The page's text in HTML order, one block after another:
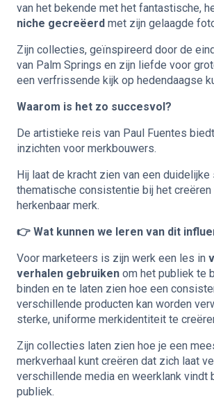
van het bekende met het fantastische,
niche gecreëerd met zijn gelaagde
Zijn collecties, geïnspireerd door de
van Palm Springs en zijn liefde voor
een verfrissende kijk op hedendaagse
Waarom is het zo succesvol?
De artistieke reis van Paul Fuentes
inzichten voor merkbouwers.
Hij laat de kracht zien van een duidelijke
thematische consistentie bij het creëren
herkenbaar merk.
👉 Wat kunnen we leren van dit
Voor marketeers is zijn werk een les in
verhalen gebruiken om het publiek te
binden en te laten zien hoe een
verschillende producten kan worden
sterke, uniforme merkidentiteit te
Zijn collecties laten zien hoe je een
merkverhaal kunt creëren dat zich laat
verschillende media en weerklank vindt
publiek.